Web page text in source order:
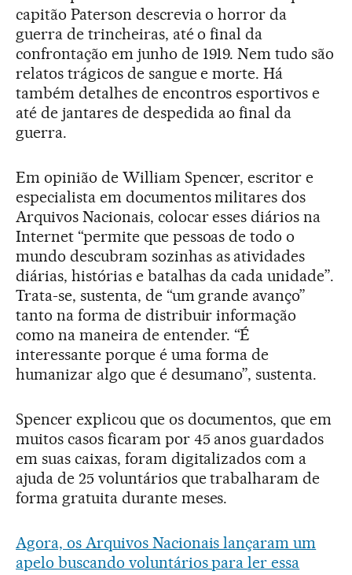
capitão Paterson descrevia o horror da
guerra de trincheiras, até o final da
confrontação em junho de 1919. Nem tudo são
relatos trágicos de sangue e morte. Há
também detalhes de encontros esportivos e
até de jantares de despedida ao final da
guerra.
Em opinião de William Spencer, escritor e
especialista em documentos militares dos
Arquivos Nacionais, colocar esses diários na
Internet “permite que pessoas de todo o
mundo descubram sozinhas as atividades
diárias, histórias e batalhas da cada unidade”.
Trata-se, sustenta, de “um grande avanço”
tanto na forma de distribuir informação
como na maneira de entender. “É
interessante porque é uma forma de
humanizar algo que é desumano”, sustenta.
Spencer explicou que os documentos, que em
muitos casos ficaram por 45 anos guardados
em suas caixas, foram digitalizados com a
ajuda de 25 voluntários que trabalharam de
forma gratuita durante meses.
Agora, os Arquivos Nacionais lançaram um
apelo buscando voluntários para ler essa